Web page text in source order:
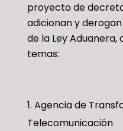
proyecto de
adicionan y
de la Ley Aduanera,
temas:
Agencia de
Telecomunicación